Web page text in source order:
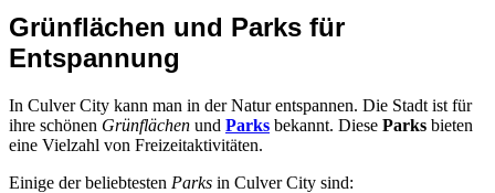
Grünflächen und Parks für
Entspannung
In Culver City kann man in der Natur entspannen. Die Stadt ist für
ihre schönen Grünflächen und Parks bekannt. Diese Parks bieten
eine Vielzahl von Freizeitaktivitäten.
Einige der beliebtesten Parks in Culver City sind: